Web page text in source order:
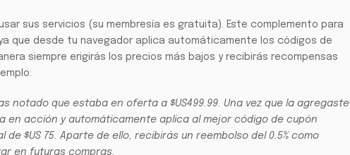
sus servicios (su membresía es gratuita). Este complemento para
que desde tu navegador aplica automáticamente los códigos de
siempre erigirás los precios más bajos y recibirás recompensas
notado que estaba en oferta a $US499.99. Una vez que la agregaste
en acción y automáticamente aplica al mejor código de cupón
$US 75. Aparte de ello, recibirás un reembolso del 0.5% como
en futuras compras.